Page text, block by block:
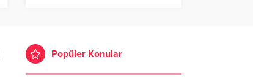
Popüler Konular